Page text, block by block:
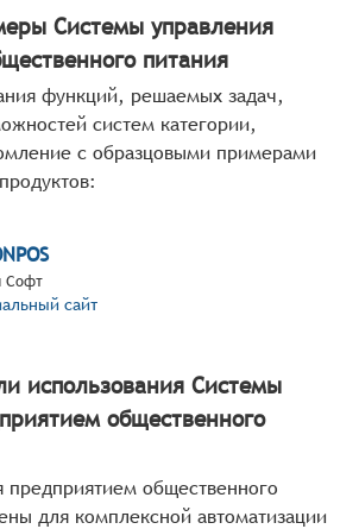
Системы управления
питания
функций, решаемых задач,
систем категории,
с образцовыми примерами
Софт
сайт
использования Системы
общественного
предприятием общественного
для комплексной автоматизации